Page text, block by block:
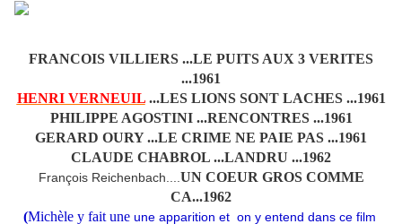
FRANCOIS VILLIERS ...LE PUITS AUX 3 VERITES
...1961
HENRI VERNEUIL...LES LIONS SONT LACHES ...1961
PHILIPPE AGOSTINI ...RENCONTRES ...1961
GERARD OURY ...LE CRIME NE PAIE PAS ...1961
CLAUDE CHABROL ...LANDRU ...1962
François Reichenbach.... UN COEUR GROS COMME
CA...1962
(Michèle y fait une une apparition et on y entend dans ce film